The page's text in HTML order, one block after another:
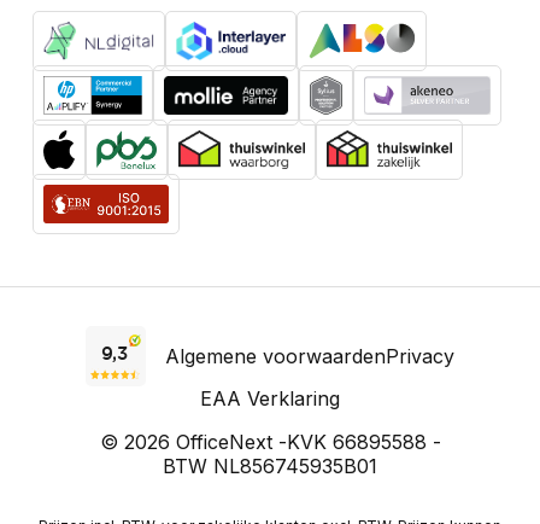
Algemene voorwaardenPrivacy
EAA Verklaring
© 2026 OfficeNext -KVK 66895588 -
BTW NL856745935B01